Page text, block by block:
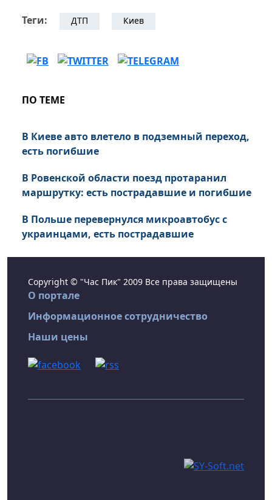
Теги: ДТП Киев
ПО ТЕМЕ
В Киеве авто влетело в подземный переход,
есть погибшие
В Ровенской области поезд протаранил
маршрутку: есть пострадавшие и погибшие
В Польше перевернулся микроавтобус с
украинцами, есть пострадавшие
Copyright © "Час Пик" 2009 Все права защищены
О портале
Информационное сотрудничество
Наши цены